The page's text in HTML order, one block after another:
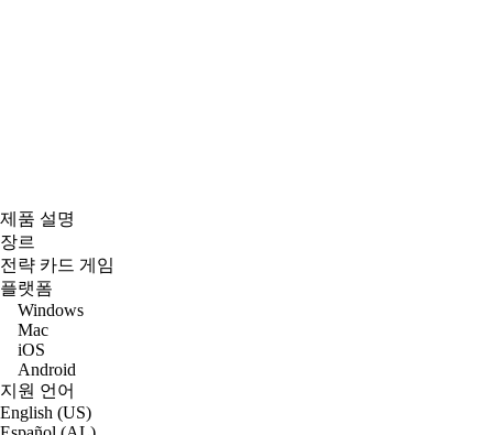
제품 설명
장르
전략 카드 게임
플랫폼
Windows
Mac
iOS
Android
지원 언어
English (US)